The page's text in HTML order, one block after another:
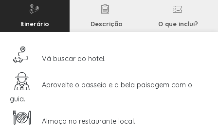
Itinerário Descrição O que inclui?
Vá buscar ao hotel.
Aproveite o passeio e a bela paisagem com o
guia.
Almoço no restaurante local.